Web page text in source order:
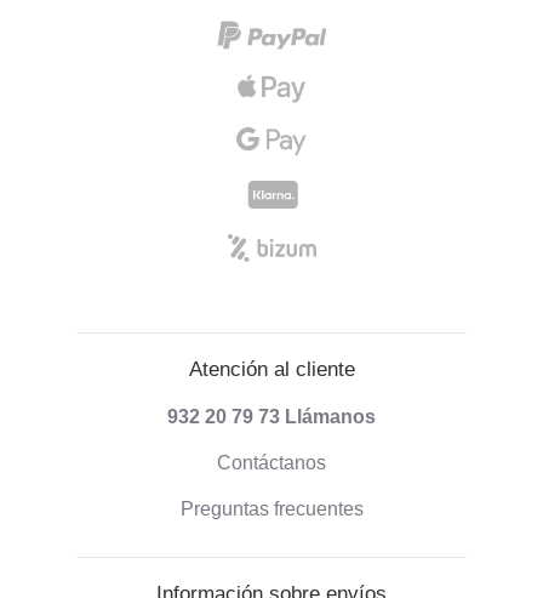
Atención al cliente
932 20 79 73 Llámanos
Contáctanos
Preguntas frecuentes